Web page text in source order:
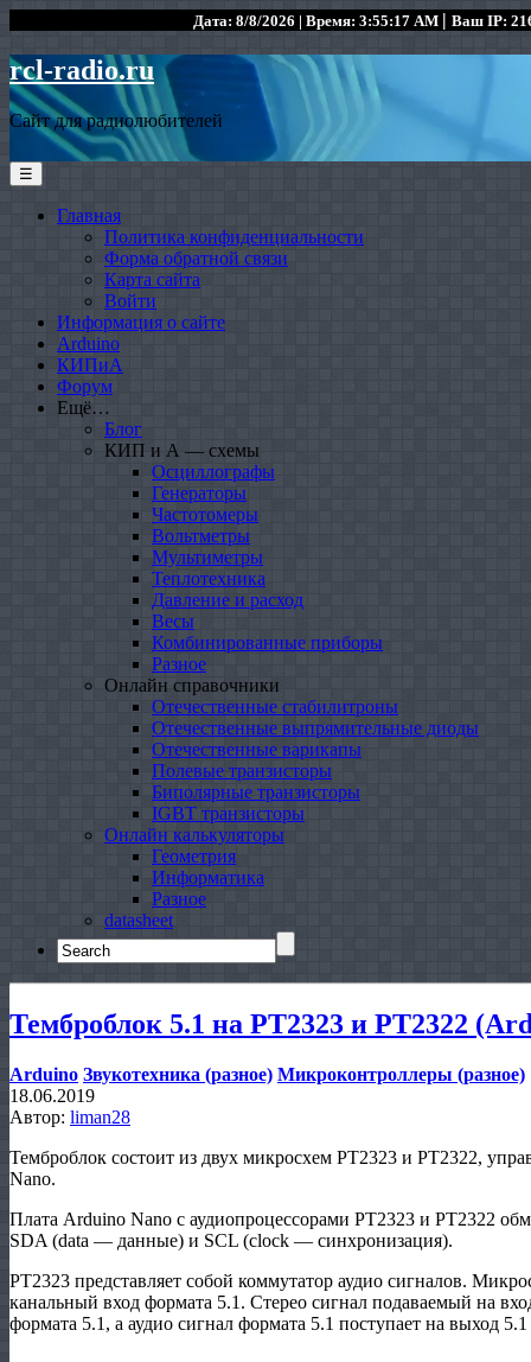
Дата: 8/8/2026 | Время: 3:55:17 AM | Ваш IP:
rcl-radio.ru
Сайт для радиолюбителей
☰
Главная
Политика конфиденциальности
Форма обратной связи
Карта сайта
Войти
Информация о сайте
Arduino
КИПиА
Форум
Ещё…
Блог
КИП и А — схемы
Осциллографы
Генераторы
Частотомеры
Вольтметры
Мультиметры
Теплотехника
Давление и расход
Весы
Комбинированные приборы
Разное
Онлайн справочники
Отечественные стабилитроны
Отечественные выпрямительные диоды
Отечественные варикапы
Полевые транзисторы
Биполярные транзисторы
IGBT транзисторы
Онлайн калькуляторы
Геометрия
Информатика
Разное
datasheet
Search
for:
Темброблок 5.1 на PT2323 и PT2322
Arduino Звукотехника (разное) Микроконтроллеры (разное)
18.06.2019
Автор: liman28
Темброблок состоит из двух микросхем PT2323 и PT2322,
Nano.
Плата Arduino Nano с аудиопроцессорами PT2323 и PT2322
SDA (data — данные) и SCL (clock — синхронизация).
PT2323 представляет собой коммутатор аудио сигналов.
канальный вход формата 5.1. Стерео сигнал подаваемый на
формата 5.1, а аудио сигнал формата 5.1 поступает на выход